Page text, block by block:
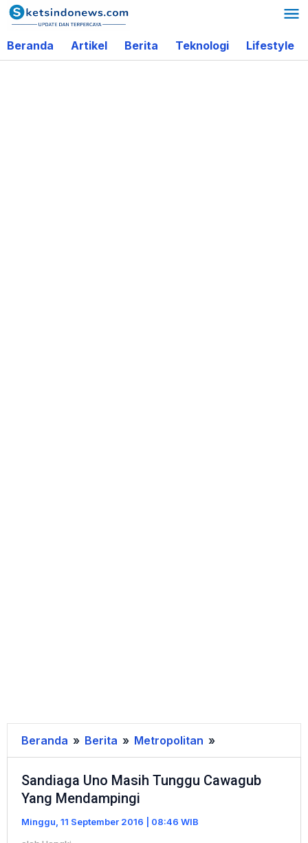
Lewati
ke
konten
Beranda Artikel Berita Teknologi Lifestyle
Beranda » Berita » Metropolitan »
Uno
Masih
Sandiaga Uno Masih Tunggu Cawagub
Yang Mendampingi
Minggu, 11 September 2016 | 08:46 WIB